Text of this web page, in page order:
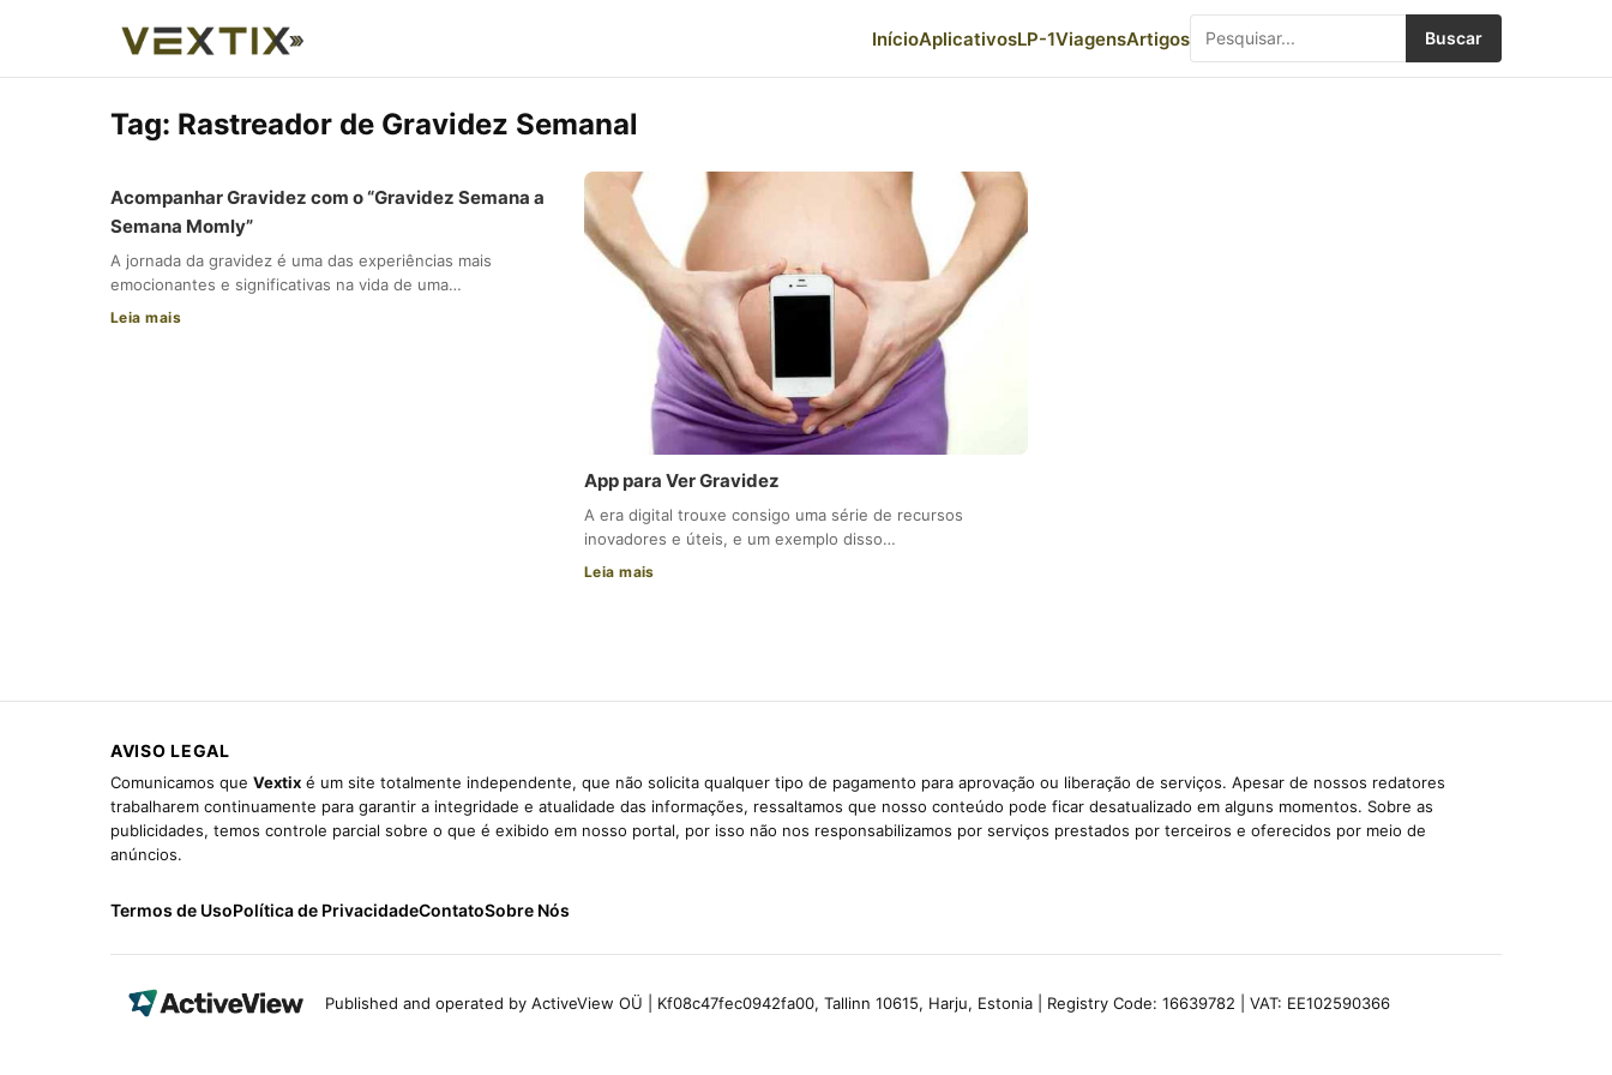
InícioAplicativosLP-1ViagensArtigos Buscar
Tag: Rastreador de Gravidez Semanal
Acompanhar Gravidez com o “Gravidez Semana a
Semana Momly”
A jornada da gravidez é uma das experiências mais
emocionantes e significativas na vida de uma…
Leia mais
App para Ver Gravidez
A era digital trouxe consigo uma série de recursos
inovadores e úteis, e um exemplo disso…
Leia mais
AVISO LEGAL
Comunicamos que Vextix é um site totalmente independente, que não solicita qualquer tipo de pagamento para aprovação ou liberação de serviços. Apesar de nossos redatores
trabalharem continuamente para garantir a integridade e atualidade das informações, ressaltamos que nosso conteúdo pode ficar desatualizado em alguns momentos. Sobre as
publicidades, temos controle parcial sobre o que é exibido em nosso portal, por isso não nos responsabilizamos por serviços prestados por terceiros e oferecidos por meio de
anúncios.
Termos de UsoPolítica de PrivacidadeContatoSobre Nós
Published and operated by ActiveView OÜ | Kf08c47fec0942fa00, Tallinn 10615, Harju, Estonia | Registry Code: 16639782 | VAT: EE102590366